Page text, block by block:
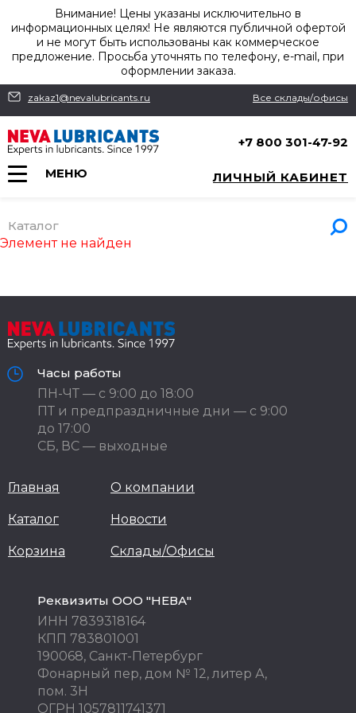
Внимание! Цены указаны исключительно в
информационных целях! Не являются публичной офертой
и не могут быть использованы как коммерческое
предложение. Просьба уточнять по телефону, e-mail, при
оформлении заказа.
zakaz1@nevalubricants.ru Все склады/офисы
+7 800 301-47-92
МЕНЮ ЛИЧНЫЙ КАБИНЕТ
Каталог
Элемент не найден
Часы работы
ПН-ЧТ — с 9:00 до 18:00
ПТ и предпраздничные дни — с 9:00
до 17:00
СБ, ВС — выходные
Главная
Каталог
Корзина
О компании
Новости
Склады/Офисы
Реквизиты ООО "НЕВА"
ИНН 7839318164
КПП 783801001
190068, Санкт-Петербург
Фонарный пер, дом № 12, литер А,
пом. 3Н
ОГРН 1057811741371